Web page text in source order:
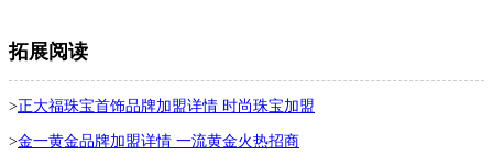
拓展阅读
>正大福珠宝首饰品牌加盟详情 时尚珠宝加盟
>金一黄金品牌加盟详情 一流黄金火热招商